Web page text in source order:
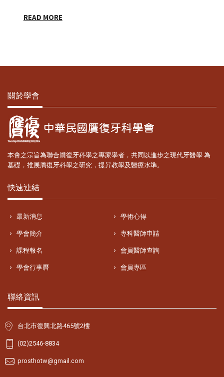
READ MORE
關於學會
本會之宗旨為聯合贋復牙科學之專家學者，共同以進步之現代牙醫學 為
基礎，推展贋復牙科學之研究，提昇教學及醫療水準。
快速連結
最新消息 學術心得
學會簡介 專科醫師申請
課程報名 會員醫師查詢
學會行事曆 會員專區
聯絡資訊
台北市復興北路465號2樓
(02)2546-8834
prosthotw@gmail.com